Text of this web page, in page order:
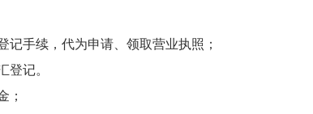
手续，代为申请、领取营业执照；
登记。
；